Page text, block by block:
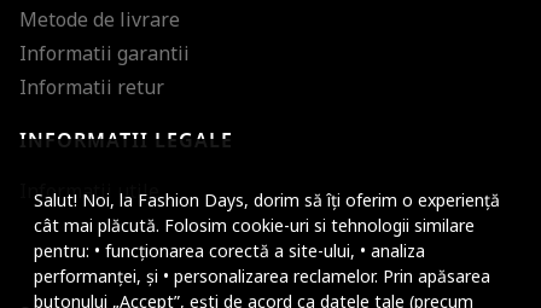
Salut! Noi, la Fashion Days, dorim să îți oferim o experiență
cât mai plăcută. Folosim cookie-uri si tehnologii similare
pentru: • funcționarea corectă a site-ului, • analiza
performanței, și • personalizarea reclamelor. Prin apăsarea
butonului „Accept”, ești de acord ca datele tale (precum
Metode de livrare
Informatii garantii
Informatii retur
INFORMATII LEGALE
Informatii utile
Micsoreaza
Mareste spatierea